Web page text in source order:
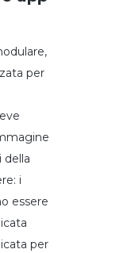
per
della
i
essere
per